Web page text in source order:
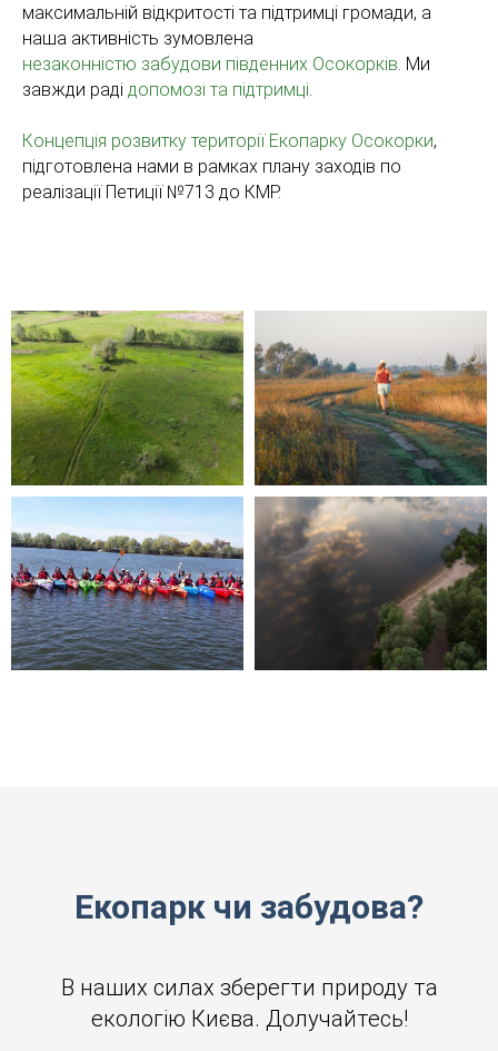
максимальній відкритості та підтримці громади, а
наша активність зумовлена
незаконністю забудови південних Осокорків. Ми
завжди раді допомозі та підтримці.
Концепція розвитку території Екопарку Осокорки,
підготовлена нами в рамках плану заходів по
реалізації Петиції №713 до КМР.
Екопарк чи забудова?
В наших силах зберегти природу та
екологію Києва. Долучайтесь!